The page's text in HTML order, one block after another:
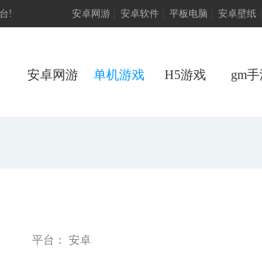
! 安卓网游 安卓软件 平板电脑 安卓壁纸
安卓网游 单机游戏 H5游戏 gm
平台： 安卓